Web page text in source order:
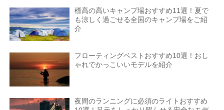
標高の高いキャンプ場おすすめ11選！夏で
も涼しく過ごせる全国のキャンプ場をご紹
介
フローティングベストおすすめ10選！おし
ゃれでかっこいいモデルを紹介
夜間のランニングに必須のライトおすすめ